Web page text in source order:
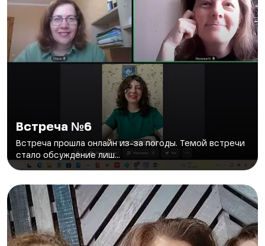
Встреча №6
Встреча прошла онлайн из-за погоды. Темой встречи
стало обсуждение лиш...